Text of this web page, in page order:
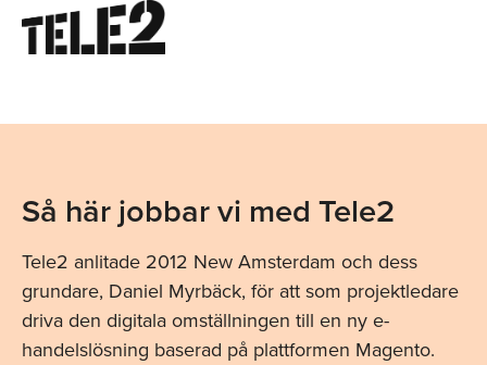
Så här jobbar vi med Tele2
Tele2 anlitade 2012 New Amsterdam och dess
grundare, Daniel Myrbäck, för att som projektledare
driva den digitala omställningen till en ny e-
handelslösning baserad på plattformen Magento.